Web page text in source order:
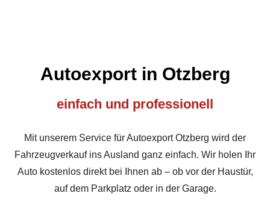
Autoexport in Otzberg
einfach und professionell
Mit unserem Service für Autoexport Otzberg wird der
Fahrzeugverkauf ins Ausland ganz einfach. Wir holen Ihr
Auto kostenlos direkt bei Ihnen ab – ob vor der Haustür,
auf dem Parkplatz oder in der Garage.